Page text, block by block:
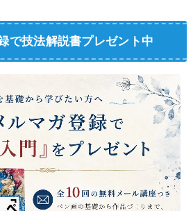
で技法解説書プレゼント中